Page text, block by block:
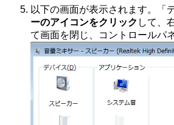
以下の画面が表示されます。「
ーのアイコンをクリック して、
て画面を閉じ、コントロールパ